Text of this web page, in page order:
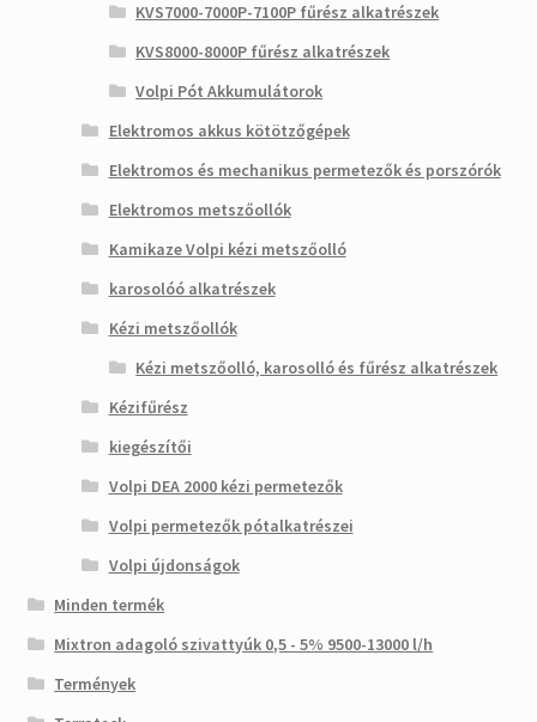
KVS7000-7000P-7100P fűrész alkatrészek
KVS8000-8000P fűrész alkatrészek
Volpi Pót Akkumulátorok
Elektromos akkus kötötzőgépek
Elektromos és mechanikus permetezők és porszórók
Elektromos metszőollók
Kamikaze Volpi kézi metszőolló
karosolóó alkatrészek
Kézi metszőollók
Kézi metszőolló, karosolló és fűrész alkatrészek
Kézifűrész
kiegészítői
Volpi DEA 2000 kézi permetezők
Volpi permetezők pótalkatrészei
Volpi újdonságok
Minden termék
Mixtron adagoló szivattyúk 0,5 - 5% 9500-13000 l/h
Termények